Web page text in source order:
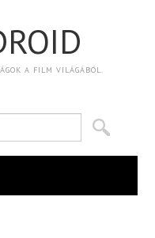
A FILM VILÁGÁBÓL.